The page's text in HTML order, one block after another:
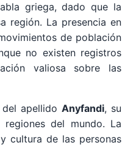
griega, dado que la
región. La presencia en
de población
no existen registros
valiosa sobre las
apellido Anyfandi, su
del mundo. La
cultura de las personas